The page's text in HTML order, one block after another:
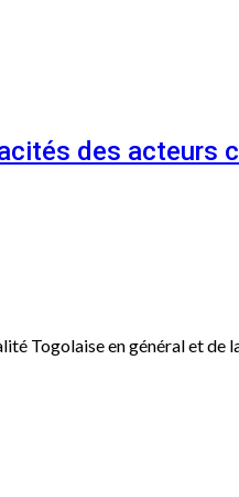
des
Togolaise en général et